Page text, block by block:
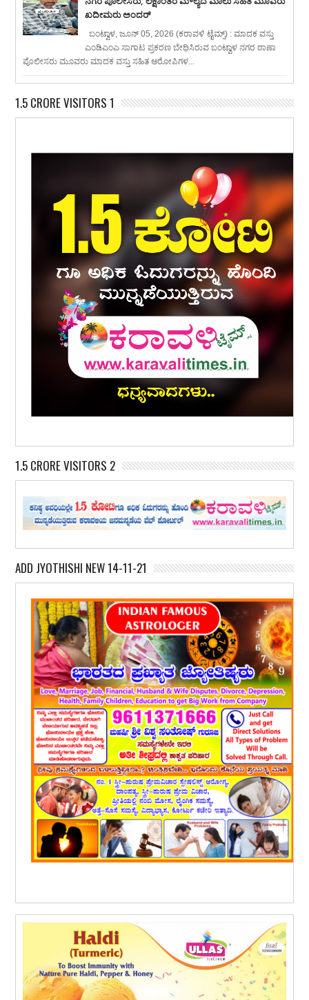
ಖದೀಮರು ಅಂದರ್
ಬಂಟ್ವಾಳ, ಜೂನ್ 05, 2026 (ಕರಾವಳಿ ಟೈಮ್ಸ್) : ಮಾದಕ ವಸ್ತು
ಎಂಡಿಎಂಎ ಸಾಗಾಟ ಪ್ರಕರಣ ಬೇಧಿಸಿರುವ ಬಂಟ್ವಾಳ ನಗರ ಠಾಣಾ
ಪೊಲೀಸರು ಮೂವರು ಮಾದಕ ವಸ್ತು ಸಹಿತ ಆರೋಪಿಗಳ...
1.5 CRORE VISITORS 1
1.5 CRORE VISITORS 2
ADD JYOTHISHI NEW 14-11-21